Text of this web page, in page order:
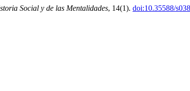
Social y de las Mentalidades, 14(1). doi:10.35588/